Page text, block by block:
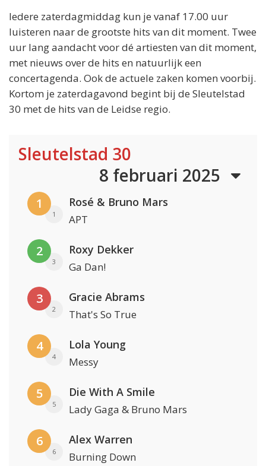
Iedere zaterdagmiddag kun je vanaf 17.00 uur
luisteren naar de grootste hits van dit moment. Twee
uur lang aandacht voor dé artiesten van dit moment,
met nieuws over de hits en natuurlijk een
concertagenda. Ook de actuele zaken komen voorbij.
Kortom je zaterdagavond begint bij de Sleutelstad
30 met de hits van de Leidse regio.
Sleutelstad 30
8 februari 2025
1
1
Rosé & Bruno Mars
APT
2
3
Roxy Dekker
Ga Dan!
3
2
Gracie Abrams
That's So True
4
4
Lola Young
Messy
5
5
Die With A Smile
Lady Gaga & Bruno Mars
6
6
Alex Warren
Burning Down